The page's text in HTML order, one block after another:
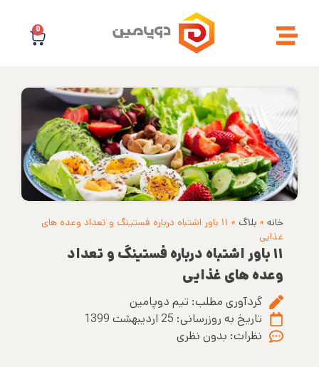
0
خانه » بلاگ »
۱۱ باور اشتباه درباره فستینگ و تعداد وعده های
غذایی
۱۱ باور اشتباه درباره فستینگ و تعداد
وعده های غذایی
گردآوری مطلب: تیم دوپامین
تاریخ به روزرسانی: 25 اردیبهشت 1399
نظرات: بدون نظری